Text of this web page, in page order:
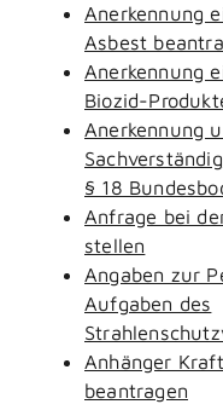
Anerkennung
Asbest
Anerkennung
Biozid-
Anerkennung
§ 18
Anfrage bei
stellen
Angaben zur
Aufgaben des
Anhänger
beantragen